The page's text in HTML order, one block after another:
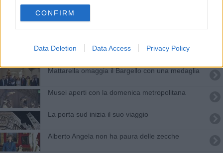
CONFIRM
Data Deletion Data Access Privacy Policy
Il Quarto Stato nella notte a Palazzo Vecchio
Primo maggio al museo, ma niente Uffizi
Mattarella omaggia il Bargello con una medaglia
Musei aperti con la domenica metropolitana
La porta sud inizia il suo viaggio
Alberto Angela non ha paura delle zecche